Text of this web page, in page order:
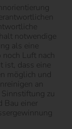
notwendige
als eine
Luft nach
ist, dass eine
möglich und
an
zu
Bau einer